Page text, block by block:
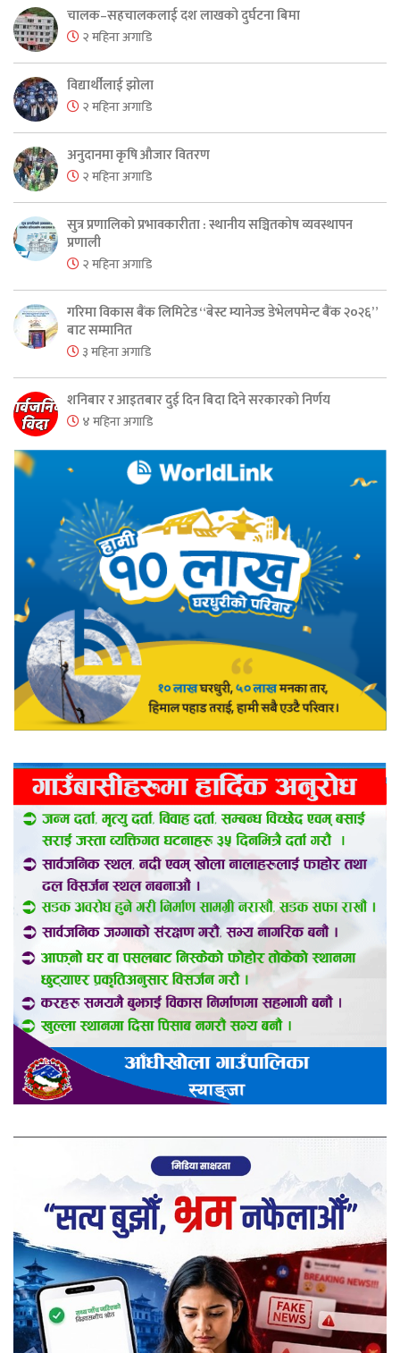
चालक–सहचालकलाई दश लाखको दुर्घटना बिमा
२ महिना अगाडि
विद्यार्थीलाई झोला
२ महिना अगाडि
अनुदानमा कृषि औजार वितरण
२ महिना अगाडि
सुत्र प्रणालिको प्रभावकारीता : स्थानीय सञ्चितकोष व्यवस्थापन
प्रणाली
२ महिना अगाडि
गरिमा विकास बैंक लिमिटेड “बेस्ट म्यानेज्ड डेभेलपमेन्ट बैंक २०२६”
बाट सम्मानित
३ महिना अगाडि
शनिबार र आइतबार दुई दिन बिदा दिने सरकारको निर्णय
४ महिना अगाडि